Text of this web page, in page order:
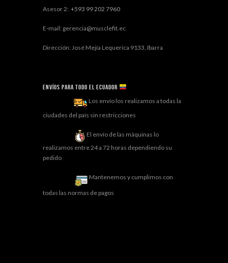
Asesor 2: +593 99 202 7960
E-mail: gerencia@musclefit.ec
Dirección: José Mejía Lequerica 9133, Ibarra
Envíos para todo el ECUADOR
Los envío los realizamos a todas la
ciudades del país sin restricciones
El envío de las máquinas lo
realizamos entre 24 a 72 horas dependiendo su
pedido
Mantenemos y cumplimos con
todas las normas de pagos